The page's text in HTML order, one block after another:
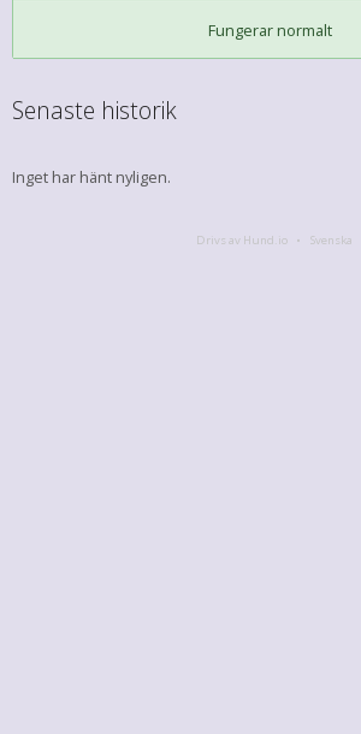
Fungerar normalt
Senaste historik
Inget har hänt nyligen.
Drivs av Hund.io Svenska